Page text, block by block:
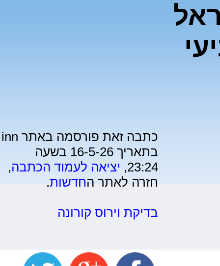
ישראל
כתבה זאת פורסמה באתר inn
בתאריך 16-5-26 בשעה
23:24, יציאה לעמוד הכתבה,
חזרה לאתר החדשות.
בדיקת וירוס קורונה